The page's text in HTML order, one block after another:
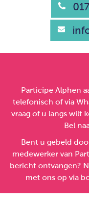
Participe Alphen
telefonisch of via
vraag of u langs wilt
Bel
Bent u gebeld
medewerker van
bericht ontvangen?
met ons op via